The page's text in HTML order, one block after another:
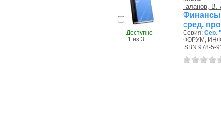
Доступно
1 из 3
Галанов, В.
сред.
Серия: Сер.
ФОРУМ,
ISBN 978-5-